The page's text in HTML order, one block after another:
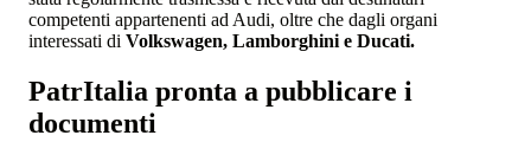
competenti appartenenti ad Audi, oltre che dagli organi
interessati di Volkswagen, Lamborghini e Ducati.
PatrItalia pronta a pubblicare i
documenti